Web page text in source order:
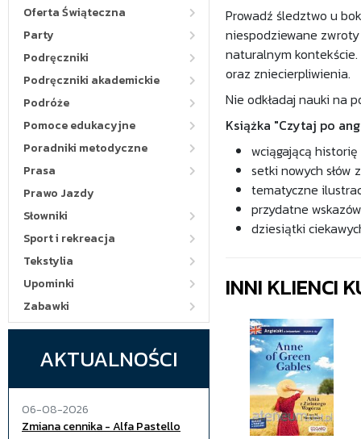
Oferta Świąteczna
Party
Podręczniki
Podręczniki akademickie
Podróże
Pomoce edukacyjne
Poradniki metodyczne
Prasa
Prawo Jazdy
Słowniki
Sport i rekreacja
Tekstylia
Upominki
Zabawki
AKTUALNOŚCI
06-08-2026
Zmiana cennika - Alfa Pastello
Prowadź śledztwo u
niespodziewane
naturalnym
oraz zniecierpliwienia.
Nie odkładaj nauki na
Książka "Czytaj po
wciągającą
setki nowych słów
tematyczne
przydatne
dziesiątki
INNI KLIENCI